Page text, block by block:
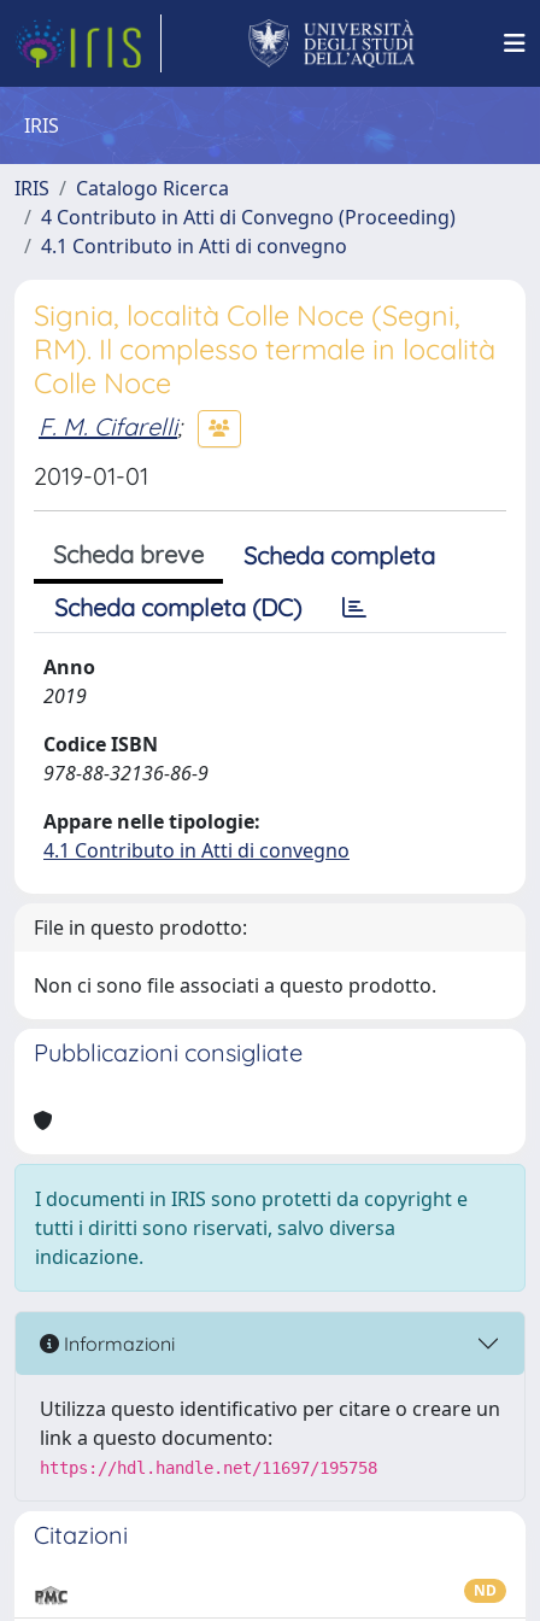
IRIS
IRIS
Catalogo Ricerca
4 Contributo in Atti di Convegno (Proceeding)
4.1 Contributo in Atti di convegno
Signia, località Colle Noce (Segni,
RM). Il complesso termale in località
Colle Noce
F. M. Cifarelli;
2019-01-01
Scheda breve
Scheda completa
Scheda completa (DC)
Anno
2019
Codice ISBN
978-88-32136-86-9
Appare nelle tipologie:
4.1 Contributo in Atti di convegno
File in questo prodotto:
Non ci sono file associati a questo prodotto.
Pubblicazioni consigliate
I documenti in IRIS sono protetti da copyright e
tutti i diritti sono riservati, salvo diversa
indicazione.
Informazioni
Utilizza questo identificativo per citare o creare un
link a questo documento:
https://hdl.handle.net/11697/195758
Citazioni
ND